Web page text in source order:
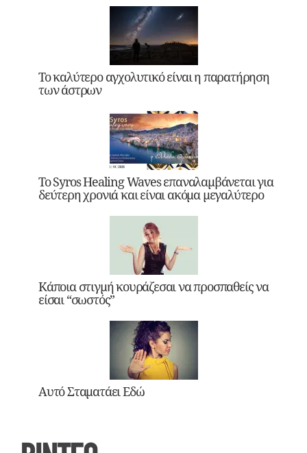
Το καλύτερο αγχολυτικό είναι η παρατήρηση
των άστρων
Το Syros Healing Waves επαναλαμβάνεται για
δεύτερη χρονιά και είναι ακόμα μεγαλύτερο
Κάποια στιγμή κουράζεσαι να προσπαθείς να
είσαι “σωστός”
Αυτό Σταματάει Εδώ